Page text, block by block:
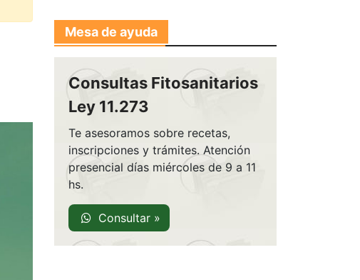
Mesa de ayuda
Consultas Fitosanitarios
Ley 11.273
Te asesoramos sobre recetas,
inscripciones y trámites. Atención
presencial días miércoles de 9 a 11
hs.
Consultar »